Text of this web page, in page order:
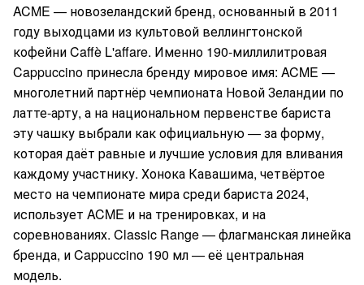
ACME — новозеландский бренд, основанный в 2011
году выходцами из культовой веллингтонской
кофейни Caffè L'affare. Именно 190-миллилитровая
Cappuccino принесла бренду мировое имя: ACME —
многолетний партнёр чемпионата Новой Зеландии по
латте-арту, а на национальном первенстве бариста
эту чашку выбрали как официальную — за форму,
которая даёт равные и лучшие условия для вливания
каждому участнику. Хонока Кавашима, четвёртое
место на чемпионате мира среди бариста 2024,
использует ACME и на тренировках, и на
соревнованиях. Classic Range — флагманская линейка
бренда, и Cappuccino 190 мл — её центральная
модель.